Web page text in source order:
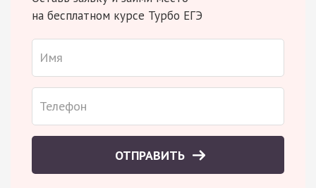
на бесплатном курсе Турбо ЕГЭ
ОТПРАВИТЬ